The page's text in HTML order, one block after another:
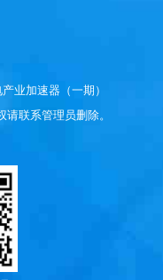
业加速器（一期）
联系管理员删除。